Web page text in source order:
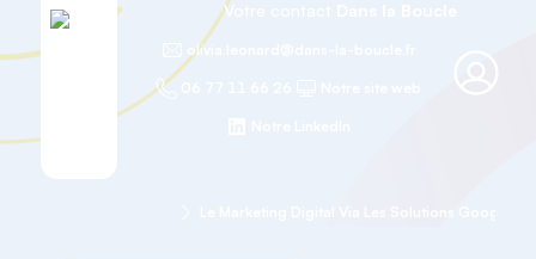
Votre contact
olivia.leonard@dans-la-boucle.fr